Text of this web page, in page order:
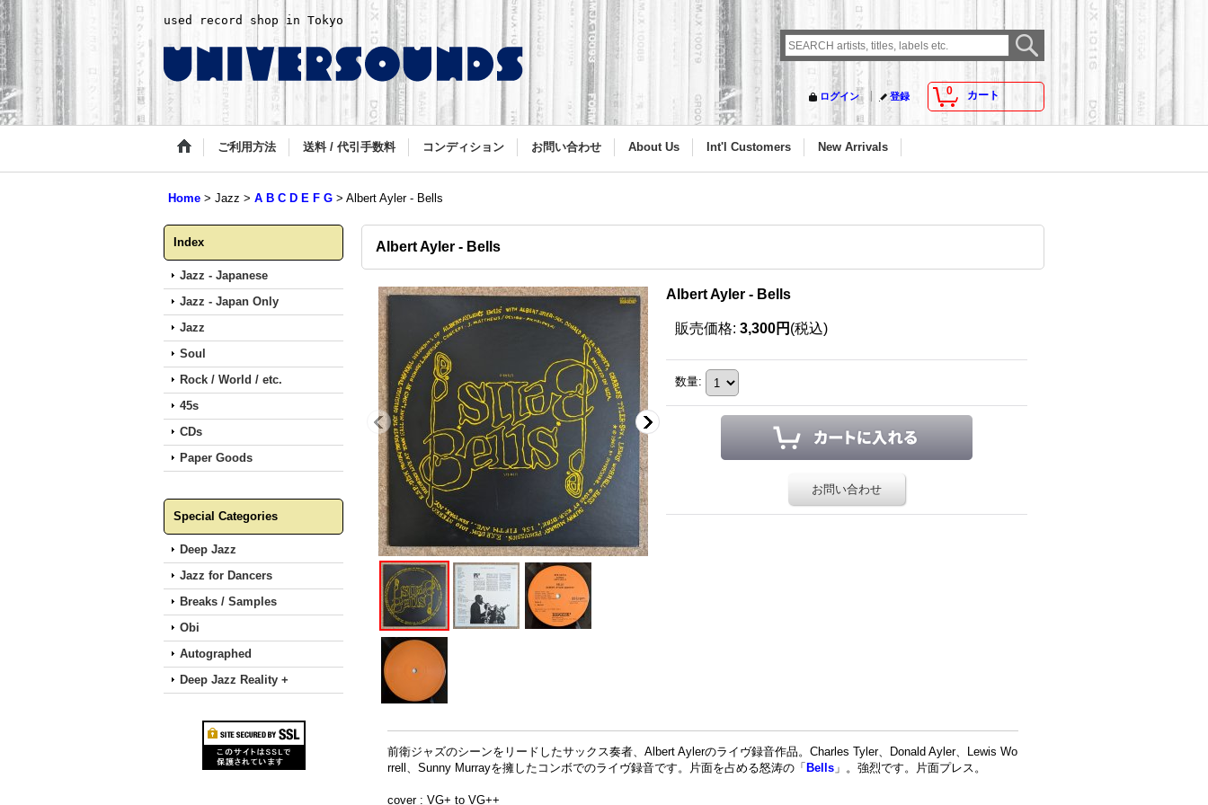
used record shop in Tokyo
0 カート
ログイン 登録
ご利用方法 送料 / 代引手数料 コンディション お問い合わせ About Us Int'l Customers New Arrivals
Home > Jazz > A B C D E F G > Albert Ayler - Bells
Index
Jazz - Japanese
Jazz - Japan Only
Jazz
Soul
Rock / World / etc.
45s
CDs
Paper Goods
Special Categories
Deep Jazz
Jazz for Dancers
Breaks / Samples
Obi
Autographed
Deep Jazz Reality +
Albert Ayler - Bells
Albert Ayler - Bells
販売価格: 3,300円 (税込)
数量:
お問い合わせ
前衛ジャズのシーンをリードしたサックス奏者、Albert Aylerのライヴ録音作品。Charles Tyler、Donald Ayler、Lewis Wo
rrell、Sunny Murrayを擁したコンボでのライヴ録音です。片面を占める怒涛の「 Bells 」。強烈です。片面プレス。
cover : VG+ to VG++